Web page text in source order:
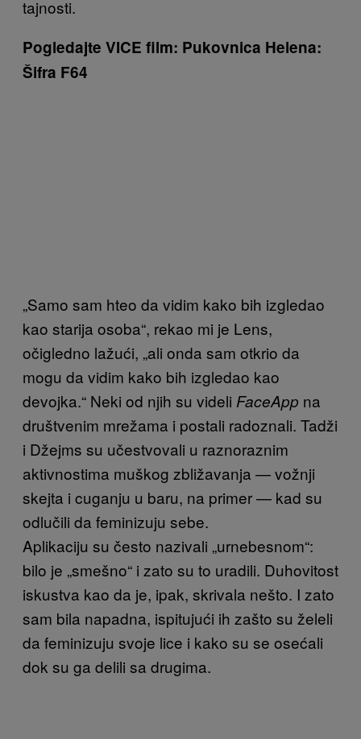
tajnosti.
Pogledajte VICE film: Pukovnica Helena:
Šifra F64
„Samo sam hteo da vidim kako bih izgledao
kao starija osoba“, rekao mi je Lens,
očigledno lažući, „ali onda sam otkrio da
mogu da vidim kako bih izgledao kao
devojka.“ Neki od njih su videli FaceApp na
društvenim mrežama i postali radoznali. Tadži
i Džejms su učestvovali u raznoraznim
aktivnostima muškog zbližavanja — vožnji
skejta i cuganju u baru, na primer — kad su
odlučili da feminizuju sebe.
Aplikaciju su često nazivali „urnebesnom“:
bilo je „smešno“ i zato su to uradili. Duhovitost
iskustva kao da je, ipak, skrivala nešto. I zato
sam bila napadna, ispitujući ih zašto su želeli
da feminizuju svoje lice i kako su se osećali
dok su ga delili sa drugima.